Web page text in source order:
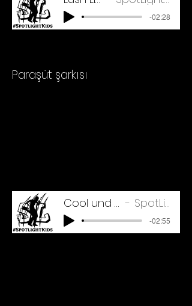
-02:28
Paraşüt şarkısı
Cool und Safe 2022_Master SpotLight Kids Übefile
-02:55